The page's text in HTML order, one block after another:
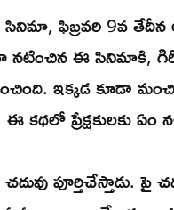
ఫిబ్రవరి 9వ తేదీన
నటించిన ఈ సినిమాకి,
ఇక్కడ
ప్రేక్షకులకు ఏం
పూర్తిచేస్తాడు. పై